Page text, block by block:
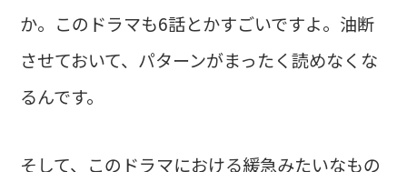
か。このドラマも6話とかすごいですよ。油断
させておいて、パターンがまったく読めなくな
るんです。
そして、このドラマにおける緩急みたいなもの